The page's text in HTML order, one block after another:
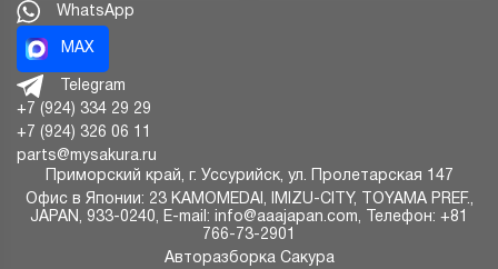
WhatsApp
MAX
Telegram
+7 (924) 334 29 29
+7 (924) 326 06 11
parts@mysakura.ru
Приморский край, г. Уссурийск, ул. Пролетарская 147
Офис в Японии: 23 KAMOMEDAI, IMIZU-CITY, TOYAMA PREF.,
JAPAN, 933-0240, E-mail: info@aaajapan.com, Телефон: +81
766-73-2901
Авторазборка Сакура